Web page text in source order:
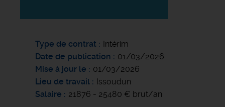
Type de contrat
Intérim
Date de publication
01/03/2026
Mise à jour le
01/03/2026
Lieu de travail
Issoudun
Salaire
21876 - 25480 € brut/an